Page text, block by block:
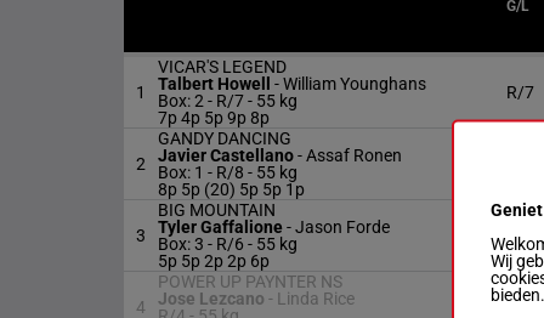
G/L
1
VICAR'S LEGEND
Talbert Howell -William Younghans
Box: 2 - R/7 - 55 kg
7p 4p 5p 9p 8p
R/7
2
GANDY DANCING
Javier Castellano-Assaf Ronen
Box: 1 - R/8 - 55 kg
8p 5p (20) 5p 5p 1p
3
BIG MOUNTAIN
Tyler Gaffalione-Jason Forde
Box: 3 - R/6 - 55 kg
5p 5p 2p 2p 6p
R/6
4
POWER UP PAYNTER NS
Jose Lezcano - Linda Rice
R/4
Wij